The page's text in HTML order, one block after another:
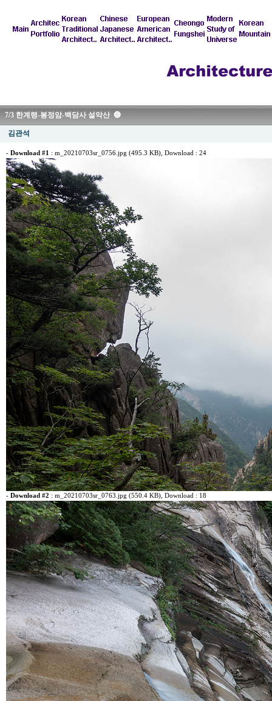
7/3 한계령-봉정암-백담사 설악산 🔵
김관석
- Download #1 : m_20210703sr_0756.jpg (495.3 KB) , Download : 24
- Download #2 : m_20210703sr_0763.jpg (550.4 KB) , Download : 18